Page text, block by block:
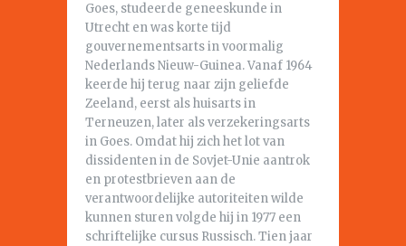
Goes, studeerde geneeskunde in
Utrecht en was korte tijd
gouvernementsarts in voormalig
Nederlands Nieuw-Guinea. Vanaf 1964
keerde hij terug naar zijn geliefde
Zeeland, eerst als huisarts in
Terneuzen, later als verzekeringsarts
in Goes. Omdat hij zich het lot van
dissidenten in de Sovjet-Unie aantrok
en protestbrieven aan de
verantwoordelijke autoriteiten wilde
kunnen sturen volgde hij in 1977 een
schriftelijke cursus Russisch. Tien jaar